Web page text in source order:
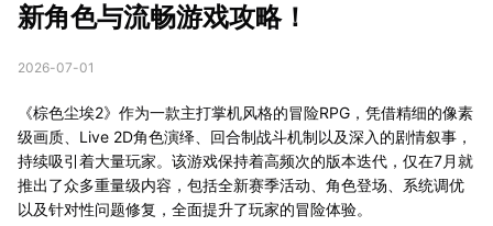
新角色与流畅游戏攻略！
2026-07-01
《棕色尘埃2》作为一款主打掌机风格的冒险RPG，凭借精细的像素
级画质、Live 2D角色演绎、回合制战斗机制以及深入的剧情叙事，
持续吸引着大量玩家。该游戏保持着高频次的版本迭代，仅在7月就
推出了众多重量级内容，包括全新赛季活动、角色登场、系统调优
以及针对性问题修复，全面提升了玩家的冒险体验。